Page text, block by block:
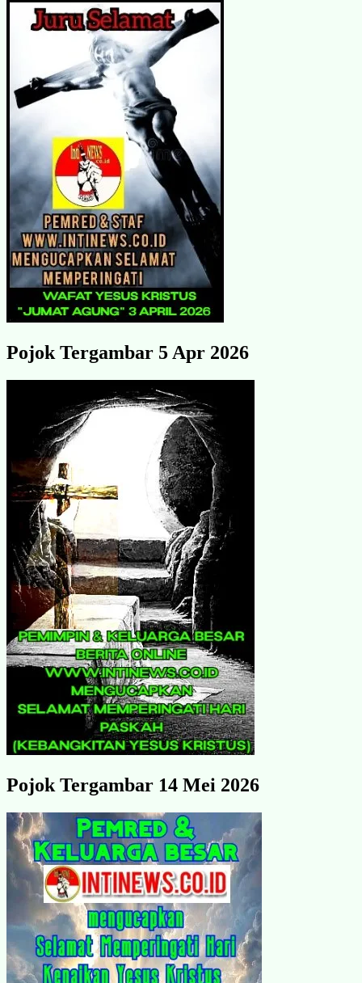
Pojok Tergambar 5 Apr 2026
Pojok Tergambar 14 Mei 2026